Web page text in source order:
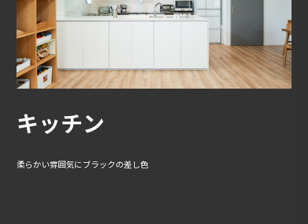
キッチン
柔らかい雰囲気にブラックの差し色